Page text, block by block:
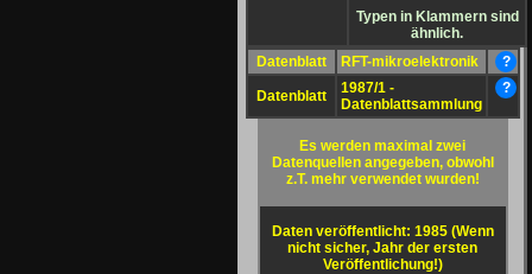
Typen in Klammern sind
ähnlich.
Datenblatt
RFT-mikroelektronik ?
Datenblatt
1987/1 -
Datenblattsammlung
?
Es werden maximal zwei
Datenquellen angegeben, obwohl
z.T. mehr verwendet wurden!
Daten veröffentlicht: 1985 (Wenn
nicht sicher, Jahr der ersten
Veröffentlichung!)